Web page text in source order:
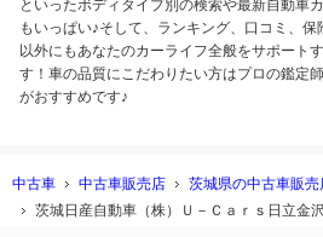
といったボディタイプ別の検索や最新自動車
もいっぱい♪そして、ランキング、口コミ、
以外にもあなたのカーライフ全般をサポート
す！車の品質にこだわりたい方はプロの鑑定
がおすすめです♪
中古車 中古車販売店 茨城県の中古車販売
茨城日産自動車（株）Ｕ－Ｃａｒｓ日立金